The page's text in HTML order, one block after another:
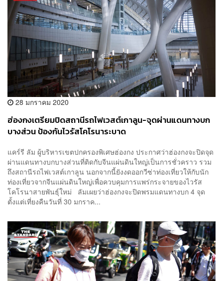
28 มกราคม 2020
ฮ่องกงเตรียมปิดสถานีรถไฟเวสต์เกาลูน-จุดผ่านแดนทางบก
บางส่วน ป้องกันไวรัสโคโรนาระบาด
แคร์รี ลัม ผู้บริหารเขตปกครองพิเศษฮ่องกง ประกาศว่าฮ่องกงจะปิดจุด
ผ่านแดนทางบกบางส่วนที่ติดกับจีนแผ่นดินใหญ่เป็นการชั่วคราว รวม
ถึงสถานีรถไฟเวสต์เกาลูน นอกจากนี้ยังงดออกวีซ่าท่องเที่ยวให้กับนัก
ท่องเที่ยวจากจีนแผ่นดินใหญ่เพื่อควบคุมการแพร่กระจายของไวรัส
โคโรนาสายพันธุ์ใหม่ ลัมเผยว่าฮ่องกงจะปิดพรมแดนทางบก 4 จุด
ตั้งแต่เที่ยงคืนวันที่ 30 มกราค...